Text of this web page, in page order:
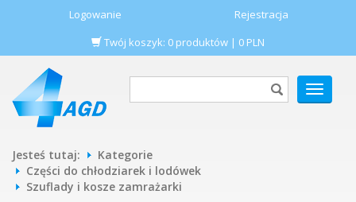
Logowanie
Rejestracja
Twój koszyk: 0 produktów | 0 PLN
POKAŻ
MENU
Jesteś tutaj:
Kategorie
Części do chłodziarek i lodówek
Szuflady i kosze zamrażarki